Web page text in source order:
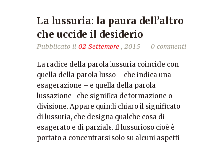
La lussuria: la paura dell’altro
che uccide il desiderio
Pubblicato il 02 Settembre, 2015 0 commenti
La radice della parola lussuria coincide con
quella della parola lusso – che indica una
esagerazione – e quella della parola
lussazione -che significa deformazione o
divisione. Appare quindi chiaro il significato
di lussuria, che designa qualche cosa di
esagerato e di parziale. Il lussurioso cioè è
portato a concentrarsi solo su alcuni aspetti